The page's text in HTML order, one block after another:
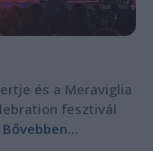
és a Meraviglia
fesztivál
Bővebben...